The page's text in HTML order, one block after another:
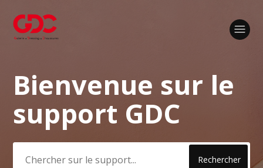
Recherche
Bienvenue sur le
support GDC